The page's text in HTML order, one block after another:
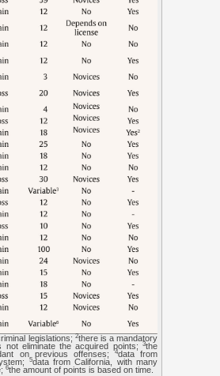
legislations; 2there is a mandatory
eliminate the acquired points;
3the
on previous offenses;
4data from
5data from California, with many
6the amount of points is based on time.